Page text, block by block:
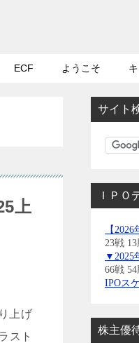
ECF ようこそ
上
上げ
スト
サイト
ＩＰＯ
【
23戦
▼2025
66戦
IPOス
株主優